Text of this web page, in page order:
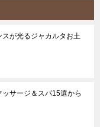
スが光るジャカルタお土
ッサージ＆スパ15選から